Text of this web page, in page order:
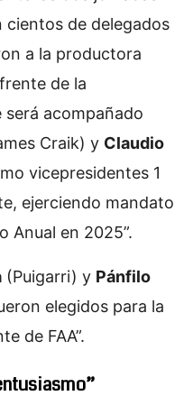
de delegados
a la productora
de la
acompañado
Craik) y Claudio
vicepresidentes 1
ejerciendo mandato
Anual en 2025”.
(Puigarri) y Pánfilo
elegidos para la
de FAA”.